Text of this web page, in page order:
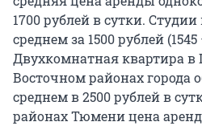
1700 рублей в сутки.
среднем за 1500 рублей
Двухкомнатная квартира в
Восточном районах города
среднем в 2500 рублей в
районах Тюмени цена